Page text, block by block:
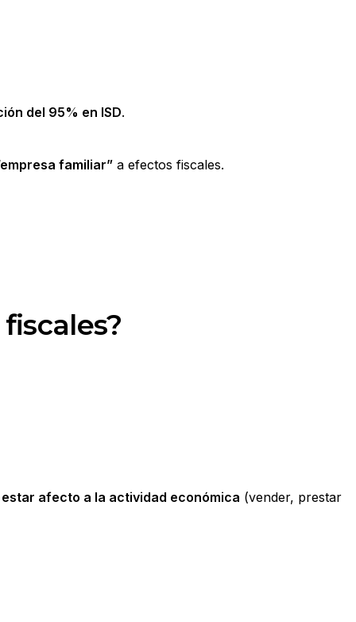
del 95% en ISD.
familiar” a efectos fiscales.
afecto a la actividad económica (vender, prestar